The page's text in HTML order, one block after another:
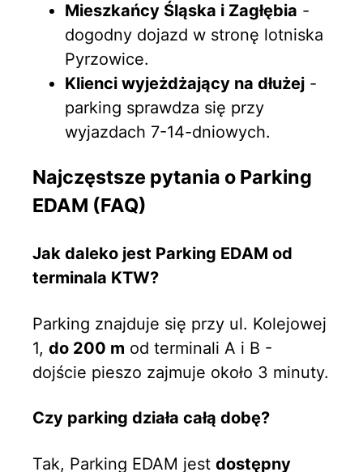
Mieszkańcy Śląska i Zagłębia -
dogodny dojazd w stronę lotniska
Pyrzowice.
Klienci wyjeżdżający na dłużej -
parking sprawdza się przy
wyjazdach 7-14-dniowych.
Najczęstsze pytania o Parking
EDAM (FAQ)
Jak daleko jest Parking EDAM od
terminala KTW?
Parking znajduje się przy ul. Kolejowej
1, do 200 m od terminali A i B -
dojście pieszo zajmuje około 3 minuty.
Czy parking działa całą dobę?
Tak, Parking EDAM jest dostępny